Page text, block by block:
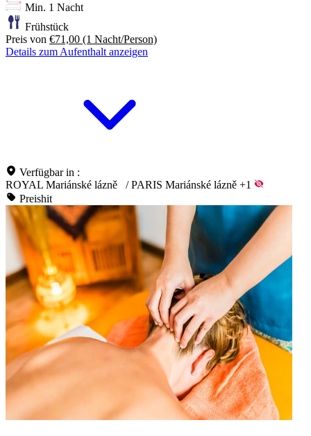
Min. 1 Nacht
Frühstück
Preis von €71,00 (1 Nacht/Person)
Details zum Aufenthalt anzeigen
Verfügbar in :
ROYAL Mariánské lázně
/ PARIS Mariánské lázně +1
Preishit